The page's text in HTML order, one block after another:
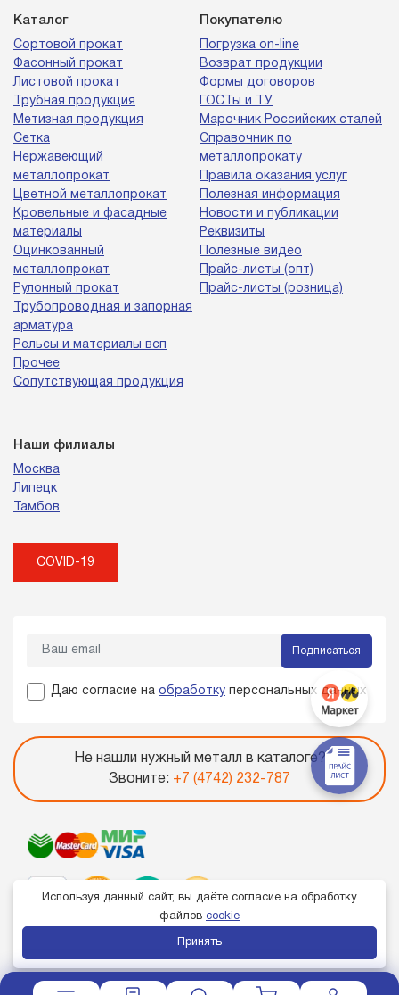
Каталог
Сортовой прокат
Фасонный прокат
Листовой прокат
Трубная продукция
Метизная продукция
Сетка
Нержавеющий
металлопрокат
Цветной металлопрокат
Кровельные и фасадные
материалы
Оцинкованный
металлопрокат
Рулонный прокат
Трубопроводная и запорная
арматура
Рельсы и материалы всп
Прочее
Сопутствующая продукция
Покупателю
Погрузка on-line
Возврат продукции
Формы договоров
ГОСТы и ТУ
Марочник Российских сталей
Справочник по
металлопрокату
Правила оказания услуг
Полезная информация
Новости и публикации
Реквизиты
Полезные видео
Прайс-листы (опт)
Прайс-листы (розница)
Наши филиалы
Москва
Липецк
Тамбов
COVID-19
Подписаться
Даю согласие на обработку персональных данных
Не нашли нужный металл в каталоге?
Звоните: +7 (4742) 232-787
Член торгово-промышленной палаты
Используя данный сайт, вы даёте согласие на обработку
файлов cookie
Принять